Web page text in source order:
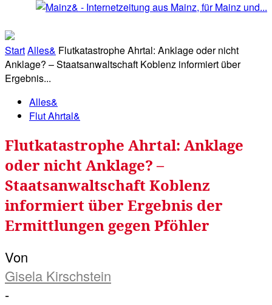
StartAlles& Flutkatastrophe Ahrtal: Anklage oder nicht
Anklage? – Staatsanwaltschaft Koblenz informiert über
Ergebnis...
Alles&
Flut Ahrtal&
Flutkatastrophe Ahrtal: Anklage
oder nicht Anklage? –
Staatsanwaltschaft Koblenz
informiert über Ergebnis der
Ermittlungen gegen Pföhler
Von
Gisela Kirschstein
-